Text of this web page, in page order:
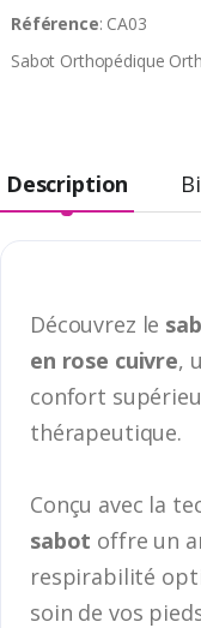
Référence: CA03
Sabot Orthopédique
Description
Découvrez le
en rose cuivre,
confort
thérapeutique.
Conçu avec la
sabot offre un
respirabilité
soin de vos